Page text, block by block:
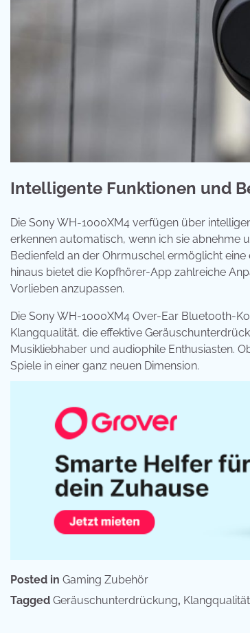
Intelligente Funktionen und
Die Sony WH-1000XM4 verfügen über
erkennen automatisch, wenn ich sie abnehme
Bedienfeld an der Ohrmuschel ermöglicht
hinaus bietet die Kopfhörer-App zahlreiche
Vorlieben anzupassen.
Die Sony WH-1000XM4 Over-Ear Bluetooth-
Klangqualität, die effektive
Musikliebhaber und audiophile Enthusiasten.
Spiele in einer ganz neuen Dimension.
Posted in Gaming Zubehör
Tagged Geräuschunterdrückung, Klangqualität